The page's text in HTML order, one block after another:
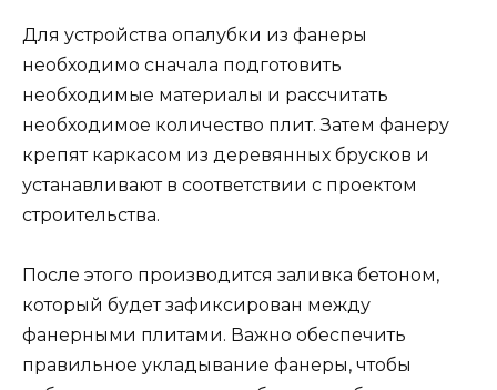
Для устройства опалубки из фанеры
необходимо сначала подготовить
необходимые материалы и рассчитать
необходимое количество плит. Затем фанеру
крепят каркасом из деревянных брусков и
устанавливают в соответствии с проектом
строительства.
После этого производится заливка бетоном,
который будет зафиксирован между
фанерными плитами. Важно обеспечить
правильное укладывание фанеры, чтобы